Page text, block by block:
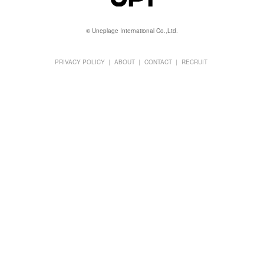
© Uneplage International Co.,Ltd.
PRIVACY POLICY ABOUT CONTACT RECRUIT